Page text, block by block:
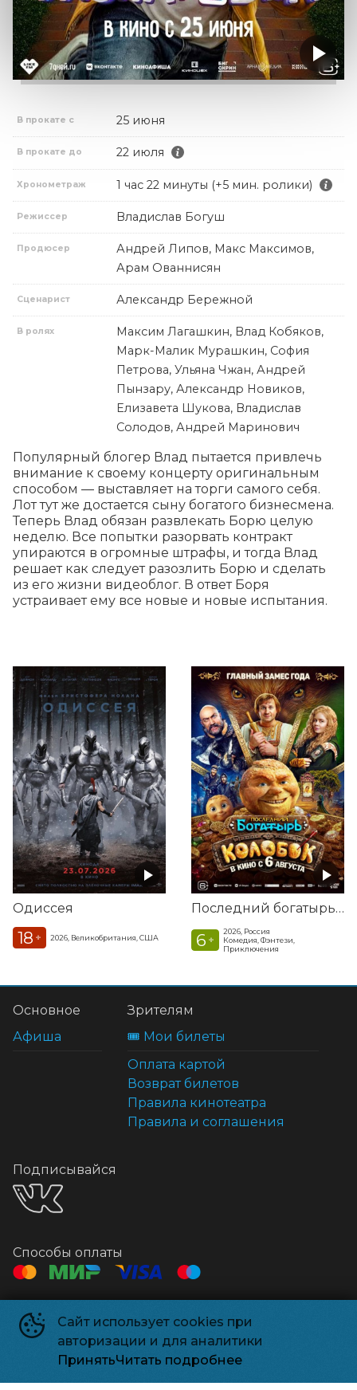
В прокате с 25 июня
В прокате до 22 июля
Хронометраж 1 час 22 минуты (+5 мин. ролики)
Режиссер Владислав Богуш
Продюсер
Андрей Липов, Макс Максимов,
Арам Ованнисян
Сценарист Александр Бережной
В ролях
Максим Лагашкин, Влад Кобяков,
Марк-Малик Мурашкин, София
Петрова, Ульяна Чжан, Андрей
Пынзару, Александр Новиков,
Елизавета Шукова, Владислав
Солодов, Андрей Маринович
Популярный блогер Влад пытается привлечь
внимание к своему концерту оригинальным
способом — выставляет на торги самого себя.
Лот тут же достается сыну богатого бизнесмена.
Теперь Влад обязан развлекать Борю целую
неделю. Все попытки разорвать контракт
упираются в огромные штрафы, и тогда Влад
решает как следует разозлить Борю и сделать
из его жизни видеоблог. В ответ Боря
устраивает ему все новые и новые испытания.
Одиссея
18 + 2026, Великобритания, США
Последний богатырь. Колобок
6 +
2026, Россия
Комедия, Фэнтези,
Приключения
Сайт использует cookies при
авторизации и для аналитики
ПринятьЧитать подробнее
Основное
Афиша
Зрителям
🎟️ Мои билеты
Оплата картой
Возврат билетов
Правила кинотеатра
Правила и соглашения
Подписывайся
Способы оплаты
Контакты
Касса
+7 495 500-91-78
Администрация relizparkzel@mail.ru